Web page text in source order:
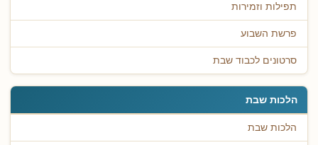
תפילות וזמירות
פרשת השבוע
סרטונים לכבוד שבת
הלכות שבת
הלכות שבת